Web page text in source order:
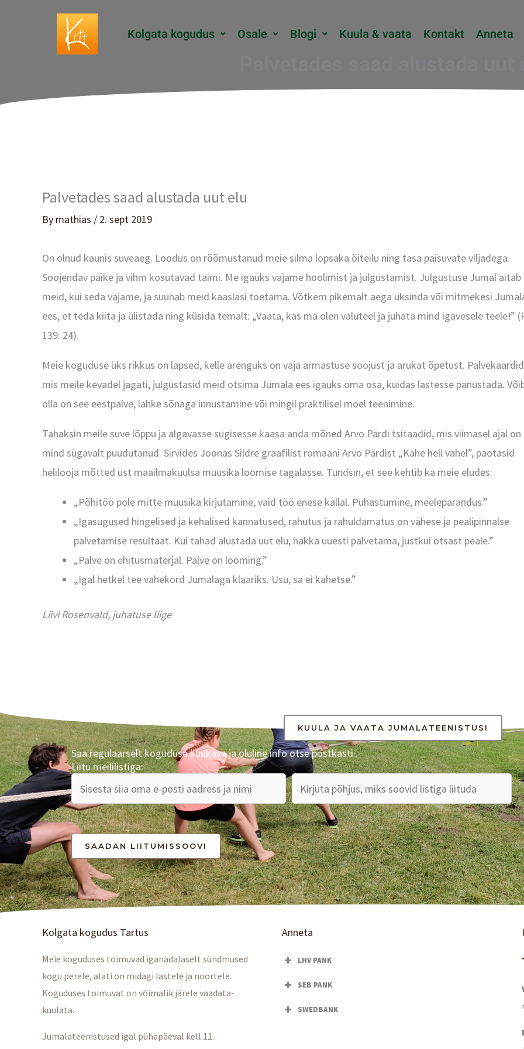
Kolgata kogudus Osale Blogi Kuula & vaata Kontakt Anneta
Palvetades saad alustada uut elu
By mathias / 2. sept 2019
On olnud kaunis suveaeg. Loodus on rõõmustanud meie silma lopsaka õiteilu ning tasa paisuvate viljadega.
Soojendav päike ja vihm kosutavad taimi. Me igaüks vajame hoolimist ja julgustamist. Julgustuse Jumal aitab
meid, kui seda vajame, ja suunab meid kaaslasi toetama. Võtkem pikemalt aega üksinda või mitmekesi
ees, et teda kiita ja ülistada ning küsida temalt: „Vaata, kas ma olen valuteel ja juhata mind igavesele teele!”
139: 24).
Meie koguduse üks rikkus on lapsed, kelle arenguks on vaja armastuse soojust ja arukat õpetust.
mis meile kevadel jagati, julgustasid meid otsima Jumala ees igaüks oma osa, kuidas lastesse panustada.
olla on see eestpalve, lahke sõnaga innustamine või mingil praktilisel moel teenimine.
Tahaksin meile suve lõppu ja algavasse sügisesse kaasa anda mõned Arvo Pärdi tsitaadid, mis viimasel ajal on
mind sügavalt puudutanud. Sirvides Joonas Sildre graafilist romaani Arvo Pärdist „Kahe heli vahel”, paotasid
helilooja mõtted ust maailmakuulsa muusika loomise tagalasse. Tundsin, et see kehtib ka meie eludes:
„Põhitöö pole mitte muusika kirjutamine, vaid töö enese kallal. Puhastumine, meeleparandus.”
„Igasugused hingelised ja kehalised kannatused, rahutus ja rahuldamatus on vähese ja pealipinnalse
palvetamise resultaat. Kui tahad alustada uut elu, hakka uuesti palvetama, justkui otsast peale.”
„Palve on ehitusmaterjal. Palve on looming.”
„Igal hetkel tee vahekord Jumalaga klaariks. Usu, sa ei kahetse.”
Liivi Rosenvald, juhatuse liige
KUULA JA VAATA JUMALATEENISTUSI
Saa regulaarselt koguduse kuukava ja oluline info otse postkasti
Liitu meililistiga:
Kolgata kogudus Tartus
Meie koguduses toimuvad iganädalaselt sündmused
kogu perele, alati on midagi lastele ja noortele.
Koguduses toimuvat on võimalik järele vaadata-
kuulata.
Jumalateenistused igal pühapäeval kell 11.
Anneta
LHV PANK
SEB PANK
SWEDBANK